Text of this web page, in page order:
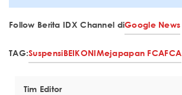
Follow Berita IDX Channel diGoogle News
TAG:SuspensiBEIKONIMejapapan FCAFCA
Tim Editor